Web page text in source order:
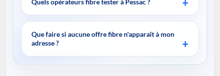
Quels opérateurs fibre tester à Pessac ?
Que faire si aucune offre fibre n'apparaît à mon
adresse ?